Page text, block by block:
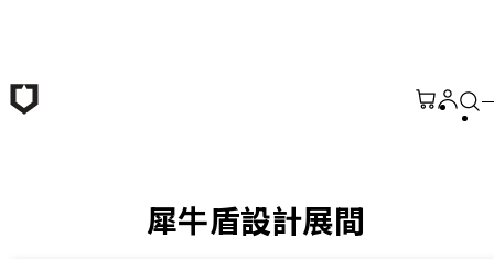
犀牛盾設計展間